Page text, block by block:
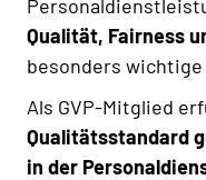
Qualität, Fairness
besonders
Als GVP-Mitglied
Qualitätsstandard
in der